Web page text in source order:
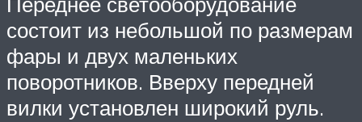
состоит из небольшой по размерам
фары и двух маленьких
поворотников. Вверху передней
вилки установлен широкий руль.